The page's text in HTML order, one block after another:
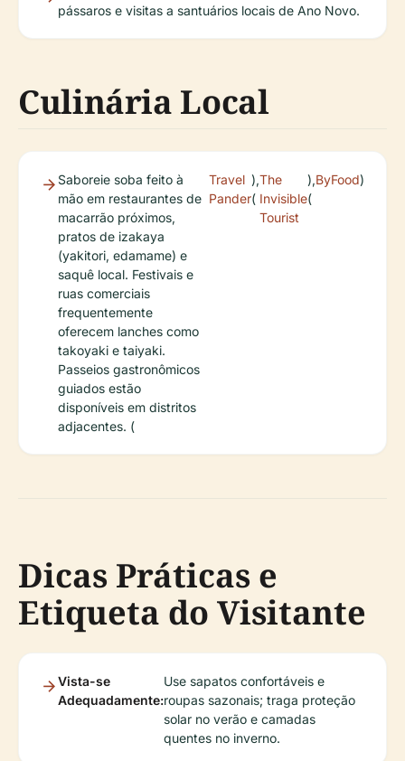
pássaros e visitas a santuários locais de Ano Novo.
Culinária Local
Saboreie soba feito à
mão em restaurantes de
macarrão próximos,
pratos de izakaya
(yakitori, edamame) e
saquê local. Festivais e
ruas comerciais
frequentemente
oferecem lanches como
takoyaki e taiyaki.
Passeios gastronômicos
guiados estão
disponíveis em distritos
adjacentes. (
Travel
Pander
),
(
The
Invisible
Tourist
),
(
ByFood)
Dicas Práticas e
Etiqueta do Visitante
Vista-se
Adequadamente:
Use sapatos confortáveis e
roupas sazonais; traga proteção
solar no verão e camadas
quentes no inverno.